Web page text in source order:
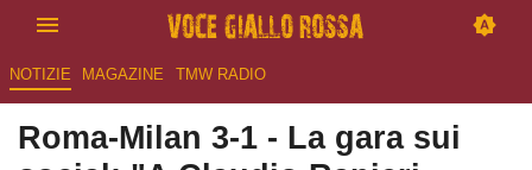
NOTIZIE MAGAZINE TMW RADIO
Roma-Milan 3-1 - La gara sui